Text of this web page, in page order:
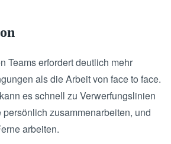
Teams erfordert deutlich mehr
als die Arbeit von face to face.
es schnell zu Verwerfungslinien
zusammenarbeiten, und
arbeiten.